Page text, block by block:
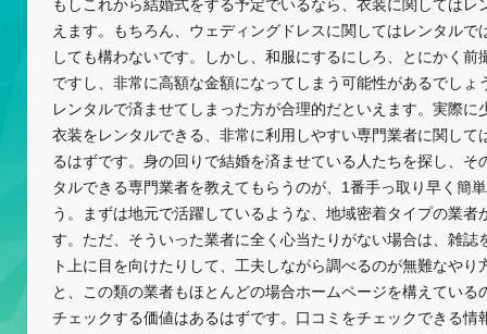
もしこれから結婚式をする予定でいるなら、衣装に関してはレ
えます。もちろん、ウェディングドレスに関してはレンタルで
しても構わないです。しかし、和服にするにしろ、とにかく前
ですし、非常に高額な金額になってしまう可能性があるでしょ
レンタルで済ませてしまった方が合理的だといえます。実際に
衣装をレンタルできる、非常に利用しやすい専門業者に関して
るはずです。身の回りで結婚を済ませている人たちを探し、そ
タルできる専門業者を教えてもらうのが、1番手っ取り早く簡
う。まずは地元で活躍しているような、地域密着タイプの業者
す。ただ、そういった業者に全く心当たりがない場合は、雑誌
ト上に目を向けたりして、工夫しながら調べるのが無難なや
と、この類の業者もほとんどの場合ホームページを構えている
チェックする価値はあるはずです。口コミをチェックできる情